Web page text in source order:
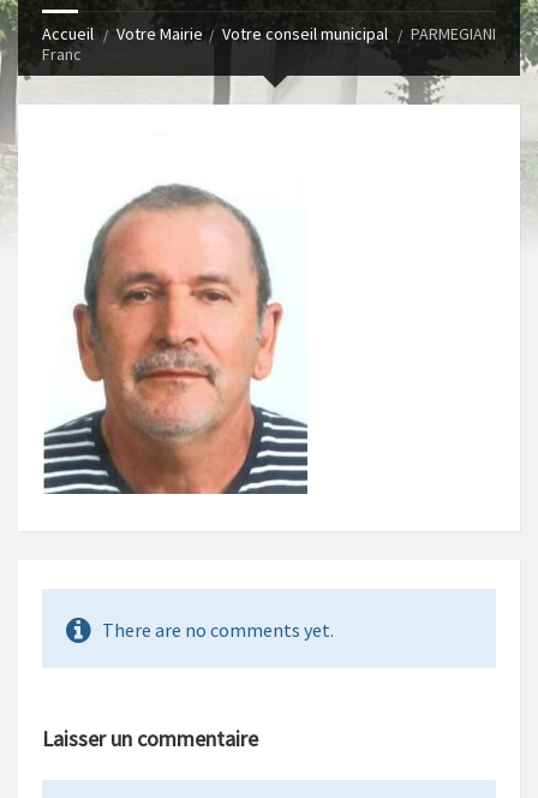
Accueil Votre Mairie Votre conseil municipal
PARMEGIANI
Franc
There are no comments yet.
Laisser un commentaire